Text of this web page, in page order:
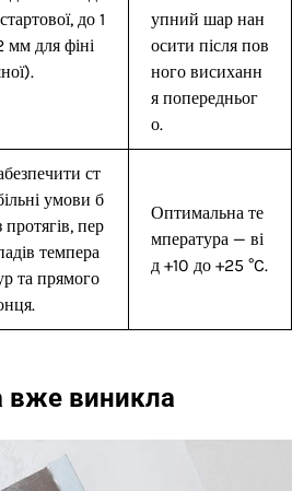
до 1
мм для фіні
упний шар нан
осити після пов
ного висиханн
я попередньог
о.
ст
умови б
протягів, пер
темпера
та прямого
Оптимальна те
мпература — ві
д +10 до +25 °C.
виникла